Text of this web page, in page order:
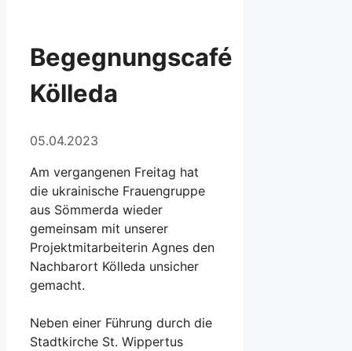
Begegnungscafé
Kölleda
05.04.2023
Am vergangenen Freitag hat
die ukrainische Frauengruppe
aus Sömmerda wieder
gemeinsam mit unserer
Projektmitarbeiterin Agnes den
Nachbarort Kölleda unsicher
gemacht.
Neben einer Führung durch die
Stadtkirche St. Wippertus